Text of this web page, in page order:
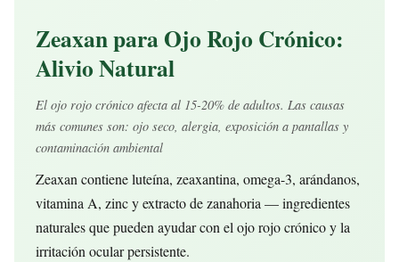
Zeaxan para Ojo Rojo Crónico:
Alivio Natural
El ojo rojo crónico afecta al 15-20% de adultos. Las causas
más comunes son: ojo seco, alergia, exposición a pantallas y
contaminación ambiental
Zeaxan contiene luteína, zeaxantina, omega-3, arándanos,
vitamina A, zinc y extracto de zanahoria — ingredientes
naturales que pueden ayudar con el ojo rojo crónico y la
irritación ocular persistente.